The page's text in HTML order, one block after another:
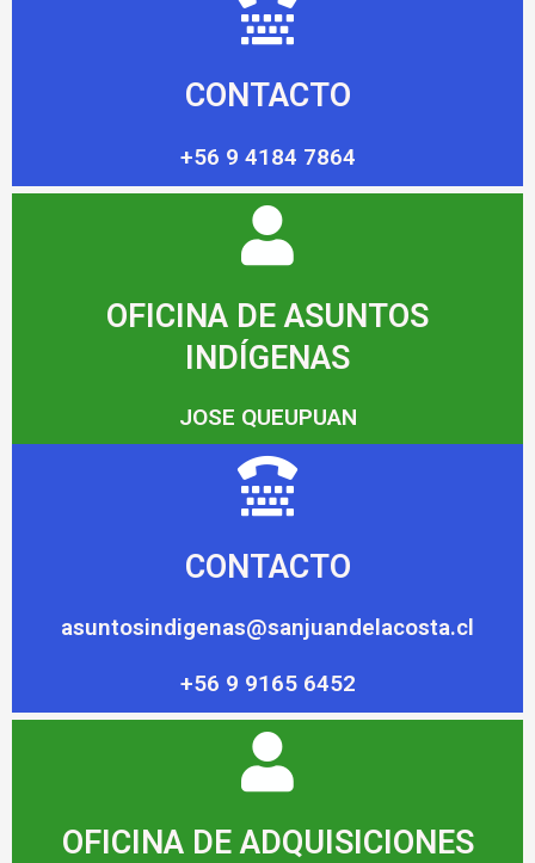
CONTACTO
+56 9 4184 7864
OFICINA DE ASUNTOS
INDÍGENAS
JOSE QUEUPUAN
CONTACTO
asuntosindigenas@sanjuandelacosta.cl
+56 9 9165 6452
OFICINA DE ADQUISICIONES